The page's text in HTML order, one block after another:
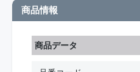
商品情報
商品データ